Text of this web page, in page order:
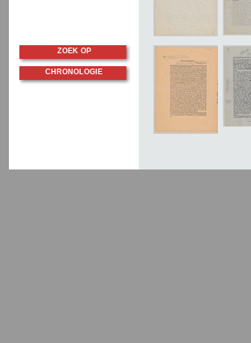
ZOEK OP
CHRONOLOGIE